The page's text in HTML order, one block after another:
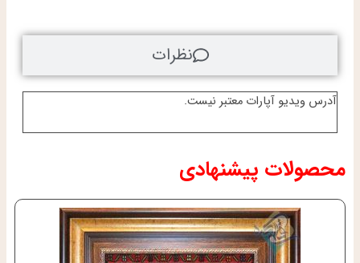
آدرس ویدیو آپارات معتبر نیست.
نظرات
محصولات پیشنهادی